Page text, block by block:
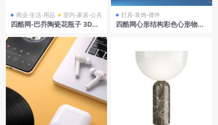
商业-生活-用品 室内-家居-公共
四酷网-巴乔陶瓷花瓶子 3D模
ni
灯具-装饰-摆件
四酷网心形结构彩色心形物体